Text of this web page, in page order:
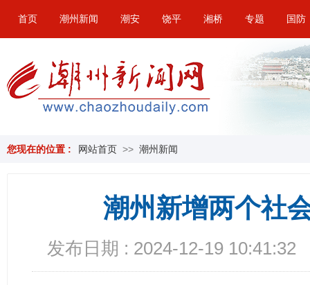
首页 潮州新闻 潮安 饶平 湘桥 专题 国防
您现在的位置 : 网站首页 >> 潮州新闻
潮州新增两个社
发布日期 : 2024-12-19 10:41:32